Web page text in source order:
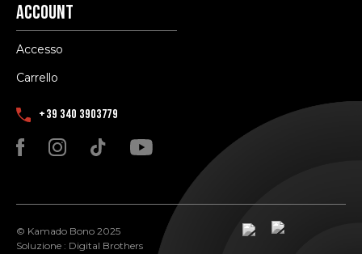
Account
Accesso
Carrello
+39 340 3903779
© Kamado Bono 2025
Soluzione : Digital Brothers